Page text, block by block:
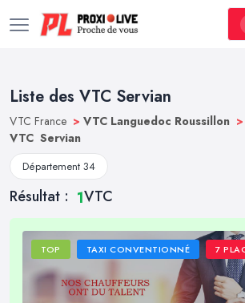
Liste des VTC Servian
VTC France > VTC Languedoc Roussillon >
VTC Servian
Département 34
Résultat : 1VTC
TOP TAXI CONVENTIONNÉ 7